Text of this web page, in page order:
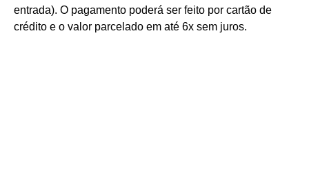
entrada). O pagamento poderá ser feito por cartão de
crédito e o valor parcelado em até 6x sem juros.